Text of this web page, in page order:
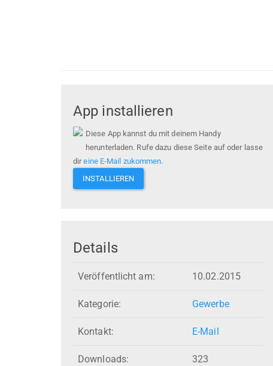
App installieren
Diese App kannst du mit deinem Handy
herunterladen. Rufe dazu diese Seite auf oder lasse
direine E-Mail zukommen.
INSTALLIEREN
Details
Veröffentlicht am: 10.02.2015
Kategorie: Gewerbe
Kontakt: E-Mail
Downloads: 323